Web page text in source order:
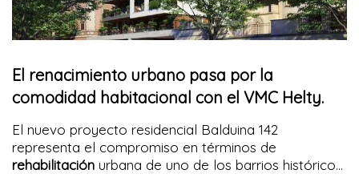
El renacimiento urbano pasa por la
comodidad habitacional con el VMC Helty.
El nuevo proyecto residencial Balduina 142
representa el compromiso en términos de
rehabilitación urbana de uno de los barrios históricos